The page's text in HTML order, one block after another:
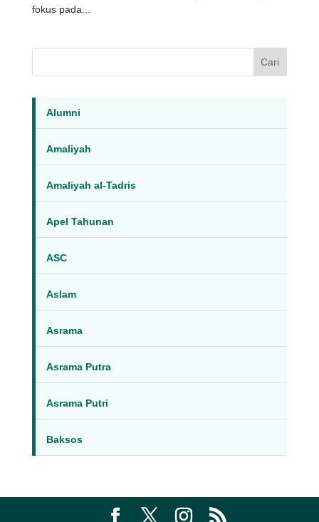
fokus pada...
Cari
Alumni
Amaliyah
Amaliyah al-Tadris
Apel Tahunan
ASC
Aslam
Asrama
Asrama Putra
Asrama Putri
Baksos